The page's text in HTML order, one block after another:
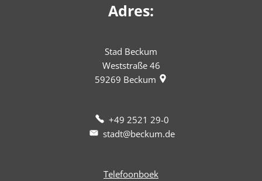
Adres:
Stad Beckum
Weststraße 46
59269 Beckum
+49 2521 29-0
stadt@beckum.de
Telefoonboek